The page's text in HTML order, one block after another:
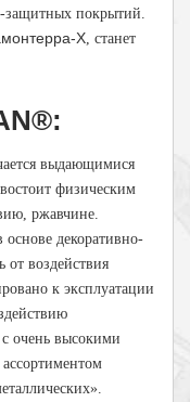
защитных покрытий.
Х, станет
выдающимися
физическим
ржавчине.
декоративно-
от воздействия
к эксплуатации
очень высокими